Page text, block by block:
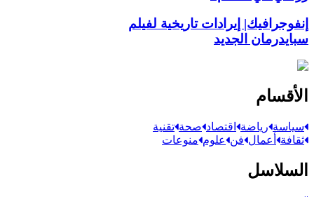
إنفوجرافيك| إيرادات تاريخية لفيلم
سبايدرمان الجديد
الأقسام
سياسة رياضة اقتصاد صحة تقنية
ثقافة أعمال فن علوم منوعات
السلاسل